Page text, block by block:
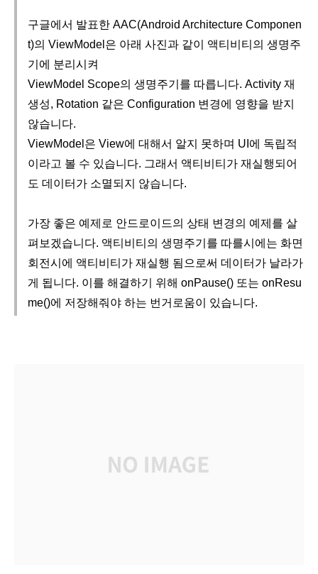
구글에서 발표한 AAC(Android Architecture Componen
t)의 ViewModel은 아래 사진과 같이 액티비티의 생명주
기에 분리시켜
ViewModel Scope의 생명주기를 따릅니다. Activity 재
생성, Rotation 같은 Configuration 변경에 영향을 받지
않습니다.
ViewModel은 View에 대해서 알지 못하며 UI에 독립적
이라고 볼 수 있습니다. 그래서 액티비티가 재실행되어
도 데이터가 소멸되지 않습니다.
가장 좋은 예제로 안드로이드의 상태 변경의 예제를 살
펴보겠습니다. 액티비티의 생명주기를 따를시에는 화면
회전시에 액티비티가 재실행 됨으로써 데이터가 날라가
게 됩니다. 이를 해결하기 위해 onPause() 또는 onResu
me()에 저장해줘야 하는 번거로움이 있습니다.